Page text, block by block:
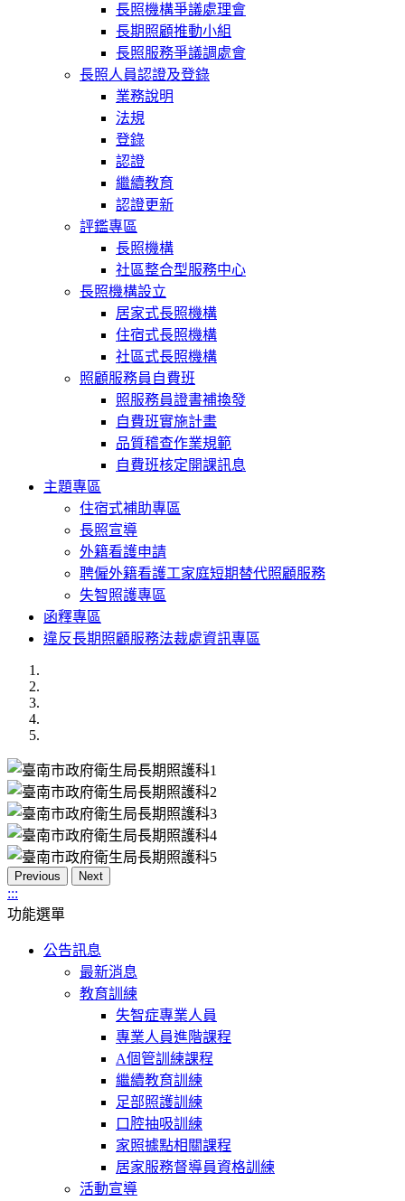
長照機構爭議處理會
長期照顧推動小組
長照服務爭議調處會
長照人員認證及登錄
業務說明
法規
登錄
認證
繼續教育
認證更新
評鑑專區
長照機構
社區整合型服務中心
長照機構設立
居家式長照機構
住宿式長照機構
社區式長照機構
照顧服務員自費班
照服務員證書補換發
自費班實施計畫
品質稽查作業規範
自費班核定開課訊息
主題專區
住宿式補助專區
長照宣導
外籍看護申請
聘僱外籍看護工家庭短期替代照顧服務
失智照護專區
函釋專區
違反長期照顧服務法裁處資訊專區
Previous Next
:::
功能選單
公告訊息
最新消息
教育訓練
失智症專業人員
專業人員進階課程
A個管訓練課程
繼續教育訓練
足部照護訓練
口腔抽吸訓練
家照據點相關課程
居家服務督導員資格訓練
活動宣導